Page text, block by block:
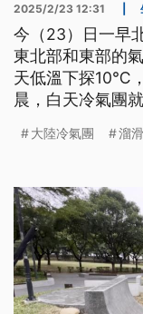
2025/2/23 12:31
今（23）日一早
東北部和東部的
天低溫下探10℃
晨，白天冷氣團
空氣訊號出現。
大陸冷氣團 溜